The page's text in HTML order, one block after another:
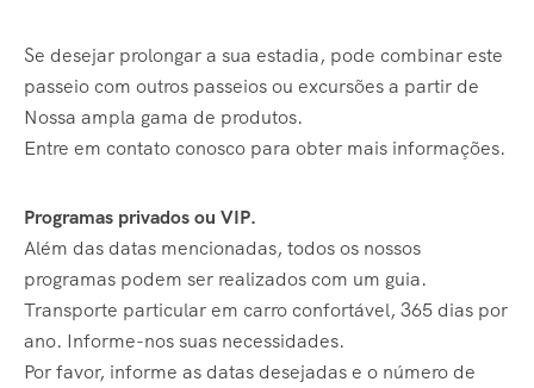
Se desejar prolongar a sua estadia, pode combinar este
passeio com outros passeios ou excursões a partir de
Nossa ampla gama de produtos.
Entre em contato conosco para obter mais informações.
Programas privados ou VIP.
Além das datas mencionadas, todos os nossos
programas podem ser realizados com um guia.
Transporte particular em carro confortável, 365 dias por
ano. Informe-nos suas necessidades.
Por favor, informe as datas desejadas e o número de